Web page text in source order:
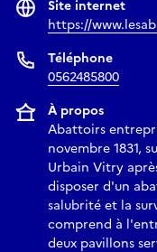
Site internet
https://
Téléphone
0562485800
À propos
Abattoirs
novembre 1831,
Urbain Vitry
disposer d'un
salubrité et la
comprend à
deux pavillons